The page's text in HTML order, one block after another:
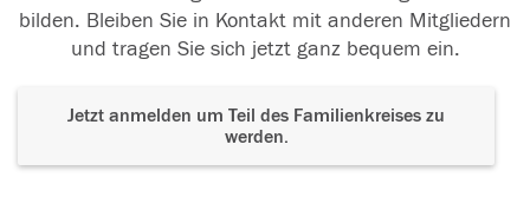
bilden. Bleiben Sie in Kontakt mit anderen Mitgliedern
und tragen Sie sich jetzt ganz bequem ein.
Jetzt anmelden um Teil des Familienkreises zu
werden.